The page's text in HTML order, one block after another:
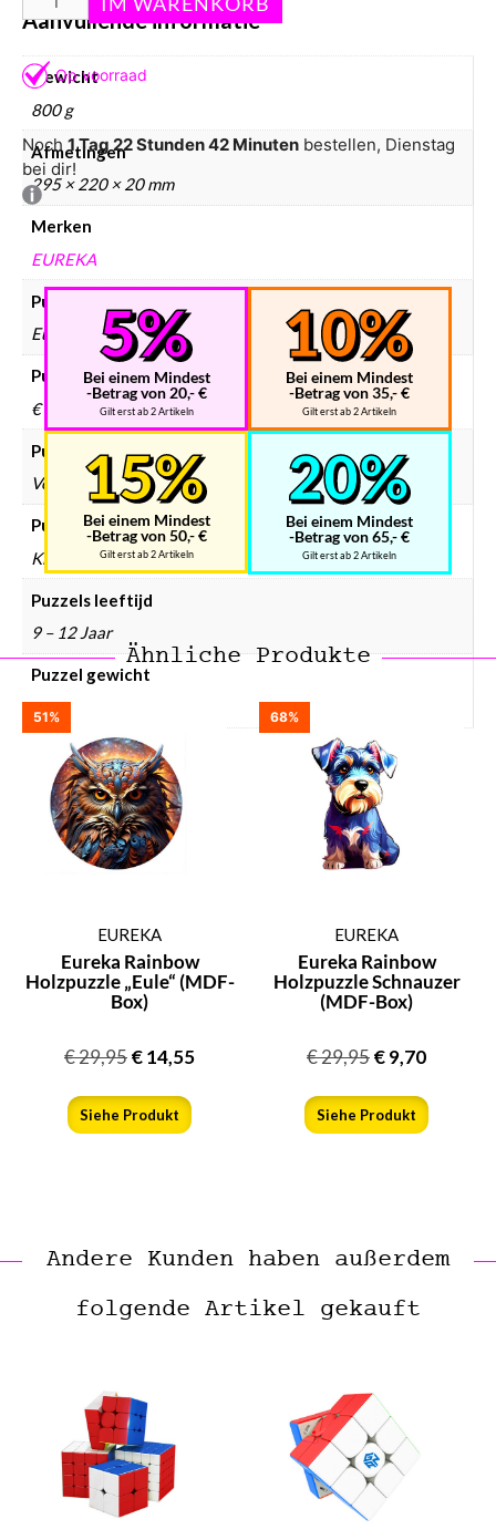
Aanvullende informatie
Gewicht
800 g
Afmetingen
295 × 220 × 20 mm
Merken
EUREKA
Puzzels merken
Eureka
Puzzels prijsklasse
€ 10 – € 25
Puzzels collectie
Voertuig
Puzzels doelgroep
Kinderen
Puzzels leeftijd
9 – 12 Jaar
Puzzel gewicht
780 gram
Noch1 Tag 22 Stunden 42 Minuten bestellen, Dienstag
bei dir!
Bei einem Mindest
-Betrag von 20,- €
Gilt erst ab 2 Artikeln
Bei einem Mindest
-Betrag von 35,- €
Gilt erst ab 2 Artikeln
Bei einem Mindest
-Betrag von 50,- €
Gilt erst ab 2 Artikeln
Bei einem Mindest
-Betrag von 65,- €
Gilt erst ab 2 Artikeln
Ähnliche Produkte
51%
EUREKA
Eureka Rainbow
Holzpuzzle „Eule“ (MDF-
Box)
€29,95€14,55
Siehe Produkt
68%
EUREKA
Eureka Rainbow
Holzpuzzle Schnauzer
(MDF-Box)
€29,95€9,70
Siehe Produkt
Andere Kunden haben außerdem
folgende Artikel gekauft